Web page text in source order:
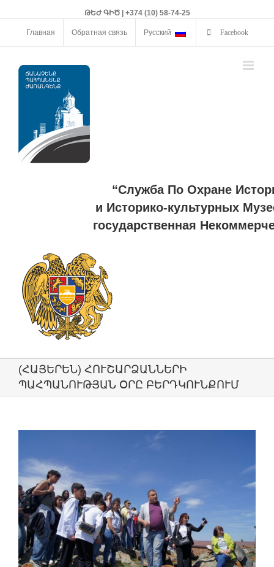
ԹԵԺ ԳԻԾ | +374 (10) 58-74-25
Главная Обратная связь Русский Facebook
“Служба По Охране
и Историко-культурных
государственная
(ՀԱՅԵՐԵՆ) ՀՈՒՇԱՐՁԱՆՆԵՐԻ
ՊԱՀՊԱՆՈՒԹՅԱՆ ՕՐԸ ԲԵՐԴԿՈՒՆՔՈՒՄ
Image